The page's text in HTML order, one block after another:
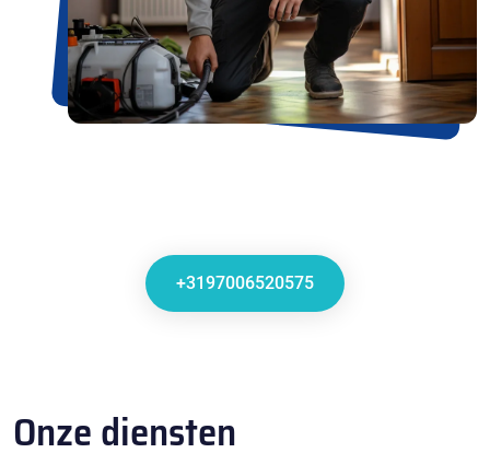
+3197006520575
Onze diensten